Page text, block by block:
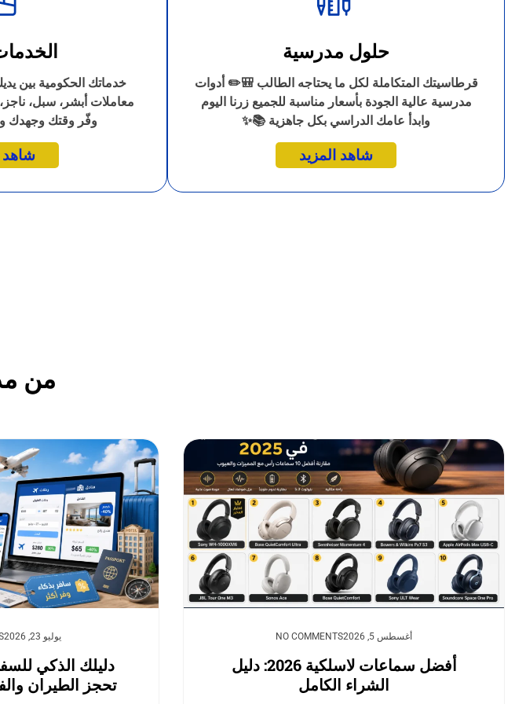
حلول مدرسية
قرطاسيتك المتكاملة لكل ما يحتاجه الطالب 🎒✏️ أدوات
مدرسية عالية الجودة بأسعار مناسبة للجميع زرنا اليوم
وابدأ عامك الدراسي بكل جاهزية 📚✨
شاهد المزيد
خدماتك الحكومية بين
معاملات أبشر، سبل،
وفّر وقتك وجهدك
شاهد
من
أغسطس 5, 2026 NO COMMENTS
أفضل سماعات لاسلكية 2026: دليل
الشراء الكامل
يوليو 23, 2026
دليلك الذكي
تحجز الطيران